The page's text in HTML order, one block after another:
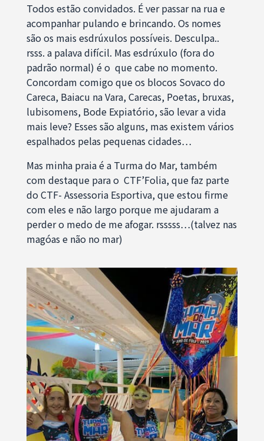
Todos estão convidados. É ver passar na rua e
acompanhar pulando e brincando. Os nomes
são os mais esdrúxulos possíveis. Desculpa..
rsss. a palava difícil. Mas esdrúxulo (fora do
padrão normal) é o que cabe no momento.
Concordam comigo que os blocos Sovaco do
Careca, Baiacu na Vara, Carecas, Poetas, bruxas,
lubisomens, Bode Expiatório, são levar a vida
mais leve? Esses são alguns, mas existem vários
espalhados pelas pequenas cidades…
Mas minha praia é a Turma do Mar, também
com destaque para o CTF’Folia, que faz parte
do CTF- Assessoria Esportiva, que estou firme
com eles e não largo porque me ajudaram a
perder o medo de me afogar. rsssss…(talvez nas
magóas e não no mar)